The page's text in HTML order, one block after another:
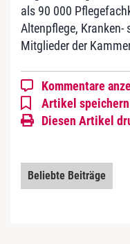
als 90 000
Altenpflege, Kranken-
Mitglieder der
Kommentare
Artikel speichern
Diesen Artikel
Beliebte Beiträge